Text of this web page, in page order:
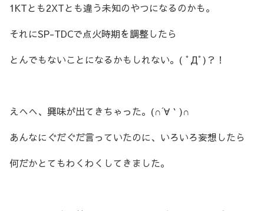
1KTとも2XTとも違う未知のやつになるのかも。
それにSP-TDCで点火時期を調整したら
とんでもないことになるかもしれない。( ﾟДﾟ)？！
えへへ、興味が出てきちゃった。(∩´∀｀)∩
あんなにぐだぐだ言っていたのに、いろいろ妄想したら
何だかとてもわくわくしてきました。